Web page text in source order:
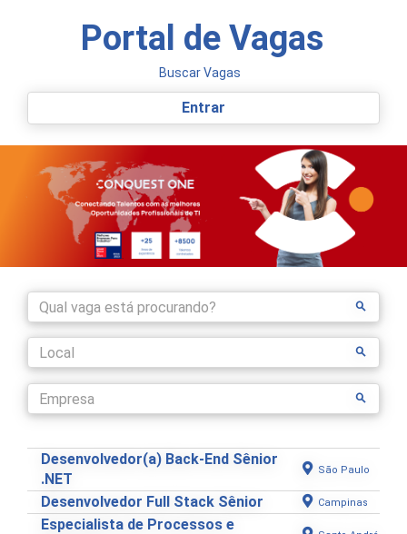
Portal de Vagas
Buscar Vagas
Entrar
Desenvolvedor(a) Back-End Sênior
.NET
São Paulo
Desenvolvedor Full Stack Sênior Campinas
Especialista de Processos e